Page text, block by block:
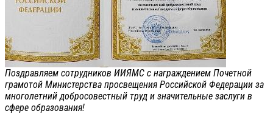
Поздравляем сотрудников ИИЯМС с награждением Почетной
грамотой Министерства просвещения Российской Федерации за
многолетний добросовестный труд и значительные заслуги в
сфере образования!